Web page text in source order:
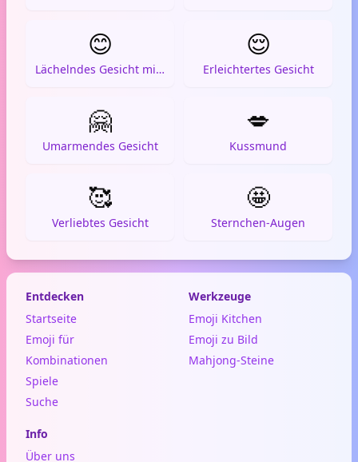
😊
Lächelndes Gesicht mit lächelnden Augen
😌
Erleichtertes Gesicht
🤗
Umarmendes Gesicht
💋
Kussmund
🥰
Verliebtes Gesicht
🤩
Sternchen-Augen
Entdecken
Startseite
Emoji für
Kombinationen
Spiele
Suche
Werkzeuge
Emoji Kitchen
Emoji zu Bild
Mahjong-Steine
Info
Über uns